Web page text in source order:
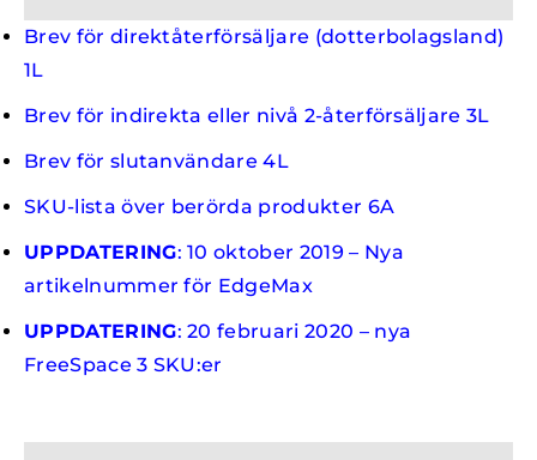
Brev för direktåterförsäljare (dotterbolagsland)
1L
Brev för indirekta eller nivå 2-återförsäljare 3L
Brev för slutanvändare 4L
SKU-lista över berörda produkter 6A
UPPDATERING: 10 oktober 2019 – Nya
artikelnummer för EdgeMax
UPPDATERING: 20 februari 2020 – nya
FreeSpace 3 SKU:er